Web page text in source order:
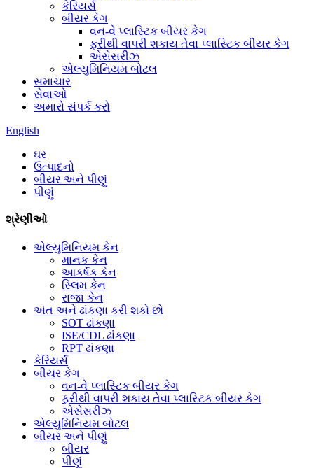
કેરિયર્સ
બીયર કેગ
વન-વે પ્લાસ્ટિક બીયર કેગ
ફરીથી વાપરી શકાય તેવા પ્લાસ્ટિક બીયર કેગ
એસેસરીઝ
એલ્યુમિનિયમ બોટલ
સમાચાર
સેવાઓ
અમારો સંપર્ક કરો
English
ઘર
ઉત્પાદનો
બીયર અને પીણું
પીણું
શ્રેણીઓ
એલ્યુમિનિયમ કેન
માનક કેન
આકર્ષક કેન
સ્લિમ કેન
રાજા કેન
અંત અને ઢાંકણા કરી શકો છો
SOT ઢાંકણા
ISE/CDL ઢાંકણા
RPT ઢાંકણા
કેરિયર્સ
બીયર કેગ
વન-વે પ્લાસ્ટિક બીયર કેગ
ફરીથી વાપરી શકાય તેવા પ્લાસ્ટિક બીયર કેગ
એસેસરીઝ
એલ્યુમિનિયમ બોટલ
બીયર અને પીણું
બીયર
પીણું